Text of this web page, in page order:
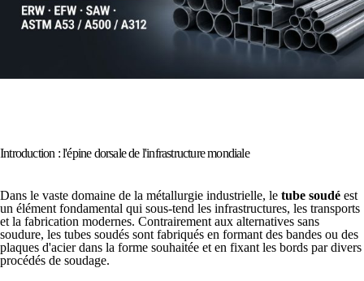
Introduction : l'épine dorsale de l'infrastructure mondiale
Dans le vaste domaine de la métallurgie industrielle, le tube soudé est
un élément fondamental qui sous-tend les infrastructures, les transports
et la fabrication modernes. Contrairement aux alternatives sans
soudure, les tubes soudés sont fabriqués en formant des bandes ou des
plaques d'acier dans la forme souhaitée et en fixant les bords par divers
procédés de soudage.